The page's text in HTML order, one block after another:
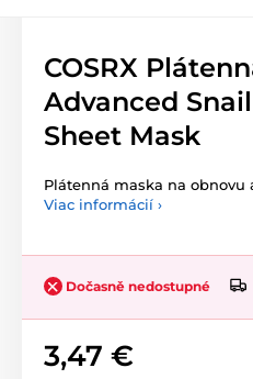
COSRX
Advanced
Sheet Mask
Plátenná maska na obnovu
Viac informácií ›
Dočasně nedostupné
3,47 €